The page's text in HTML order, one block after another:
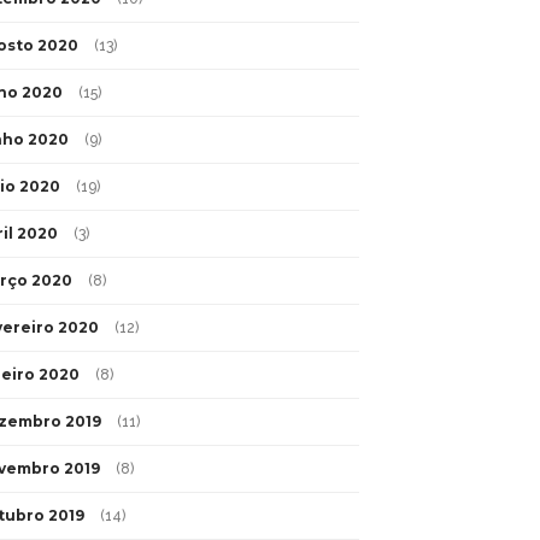
2020 (13)
2020 (15)
2020 (9)
2020 (19)
2020 (3)
2020 (8)
2020 (12)
2020 (8)
2019 (11)
2019 (8)
2019 (14)